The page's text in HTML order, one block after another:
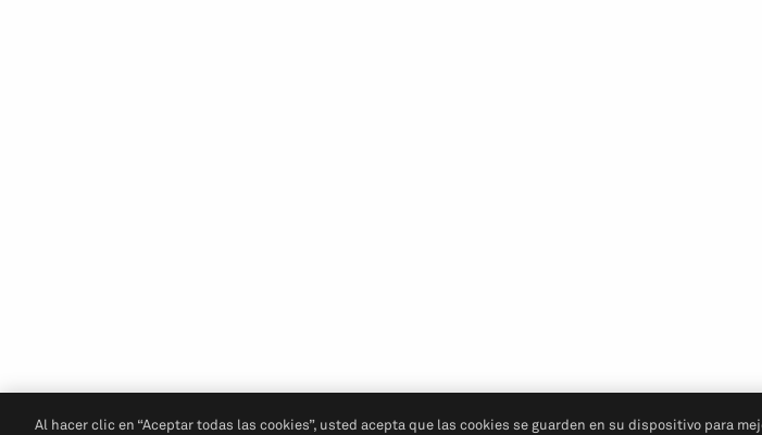
Al hacer clic en “Aceptar todas las cookies”, usted acepta que las cookies se guarden en su dispositivo para